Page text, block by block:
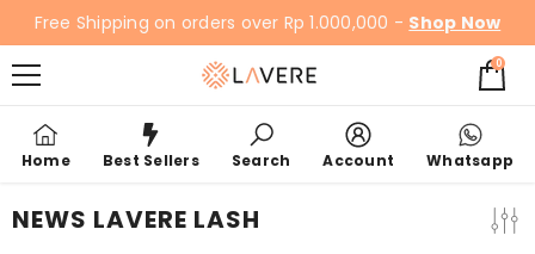
SKIP TO CONTENT
Free Shipping on orders over Rp 1.000,000 - Shop Now
00
items
Home Best Sellers Search Account Whatsapp
NEWS LAVERE LASH